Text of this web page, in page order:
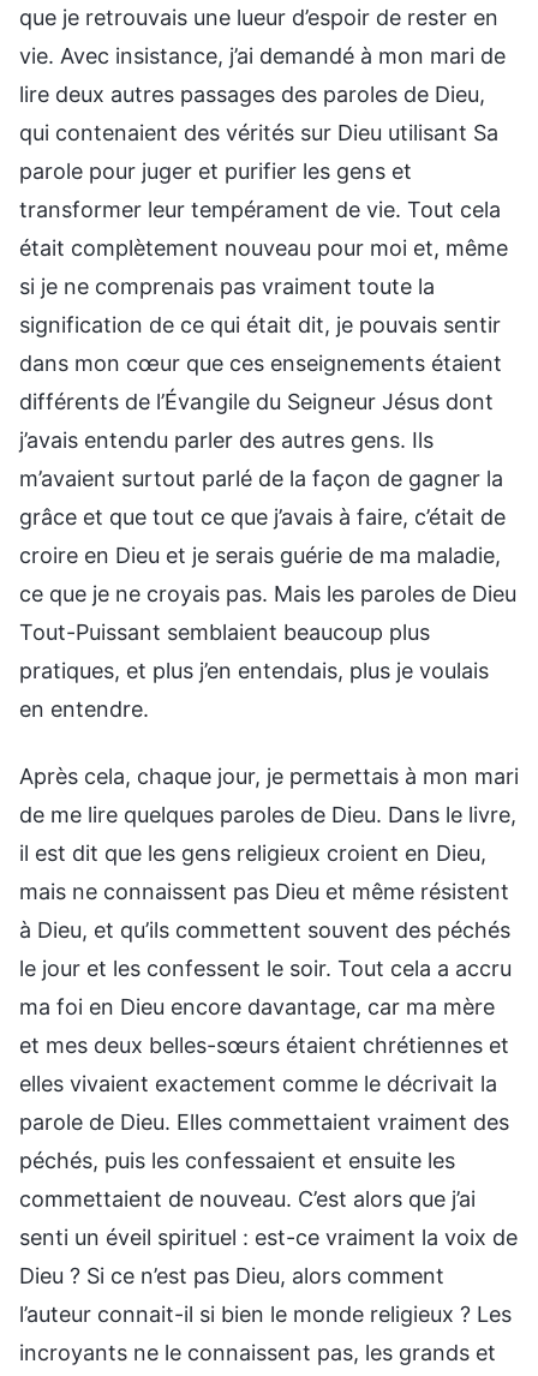
que je retrouvais une lueur d’espoir de rester en
vie. Avec insistance, j’ai demandé à mon mari de
lire deux autres passages des paroles de Dieu,
qui contenaient des vérités sur Dieu utilisant Sa
parole pour juger et purifier les gens et
transformer leur tempérament de vie. Tout cela
était complètement nouveau pour moi et, même
si je ne comprenais pas vraiment toute la
signification de ce qui était dit, je pouvais sentir
dans mon cœur que ces enseignements étaient
différents de l’Évangile du Seigneur Jésus dont
j’avais entendu parler des autres gens. Ils
m’avaient surtout parlé de la façon de gagner la
grâce et que tout ce que j’avais à faire, c’était de
croire en Dieu et je serais guérie de ma maladie,
ce que je ne croyais pas. Mais les paroles de Dieu
Tout-Puissant semblaient beaucoup plus
pratiques, et plus j’en entendais, plus je voulais
en entendre.
Après cela, chaque jour, je permettais à mon mari
de me lire quelques paroles de Dieu. Dans le livre,
il est dit que les gens religieux croient en Dieu,
mais ne connaissent pas Dieu et même résistent
à Dieu, et qu’ils commettent souvent des péchés
le jour et les confessent le soir. Tout cela a accru
ma foi en Dieu encore davantage, car ma mère
et mes deux belles-sœurs étaient chrétiennes et
elles vivaient exactement comme le décrivait la
parole de Dieu. Elles commettaient vraiment des
péchés, puis les confessaient et ensuite les
commettaient de nouveau. C’est alors que j’ai
senti un éveil spirituel : est-ce vraiment la voix de
Dieu ? Si ce n’est pas Dieu, alors comment
l’auteur connait-il si bien le monde religieux ? Les
incroyants ne le connaissent pas, les grands et